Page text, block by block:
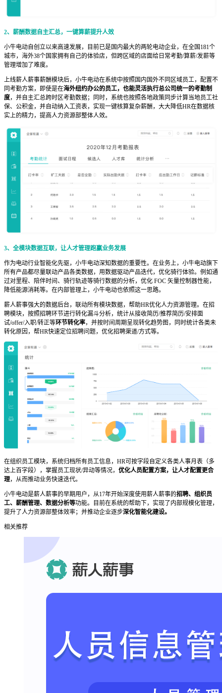
2、薪酬数据自主汇总，一键算薪提升人效
小牛电动自创立以来高速发展，目前已是国内最大的两轮电动企业，在全国181个
城市，海外38个国家拥有自己的体验店，但跨区域的店面给日常考勤/算薪/发薪等
管理增加了难度。
上线薪人薪事薪酬模块后，小牛电动在系统中按照国内国外不同区域员工，配置不
同考勤方案，即使是在海外纽约办公的员工，也能灵活执行总公司统一的考勤制
度，并自主汇总跨时区考勤数据；同时，系统也按照各地政策同步计算当地员工社
保、公积金，并自动纳入工资表，实现一键核算复杂薪酬，大大降低HR在数据核
实上的精力，提高人力资源部整体人效。
3、全模块数据互联，让人才管理跑赢业务发展
作为电动行业智能化先驱，小牛电动深知数据的重要性。在业务上，小牛电动旗下
所有产品都尽量联动产品各类数据，用数据驱动产品迭代，优化骑行体验。例如通
过对里程、陪伴时间、骑行轨迹等骑行数据的分析，优化 FOC 矢量控制器性能，
降低能源消耗等。在内部管理上，小牛电动也依照这一思路。
薪人薪事强大的数据后台，联动所有模块数据，帮助HR优化人力资源管理。在招
聘模块，按照招聘环节进行转化漏斗分析，统计从接收简历/推荐简历/安排面
试/offer/入职/转正等环节转化率，并按时间周期呈现转化趋势图，同时统计各类未
转化原因，帮HR快速定位招聘问题，优化招聘渠道/方式等。
在组织员工模块，系统归档所有员工信息，HR可按字段自定义各类人事月表（多
达上百字段），掌握员工现状/异动等情况， 优化人员配置方案，让人才配置更合
理，从而推动业务快速迭代。
小牛电动是薪人薪事的早期用户，从17年开始深度使用薪人薪事的招聘、组织员
工、薪酬管理、数据分析等功能。目前在系统的帮助下，实现了内部规模化管理，
提升了人力资源部整体效率；并推动企业逐步深化智能化建设。
相关推荐